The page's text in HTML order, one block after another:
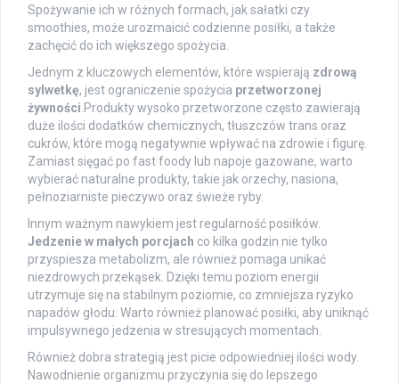
Spożywanie ich w różnych formach, jak sałatki czy
smoothies, może urozmaicić codzienne posiłki, a także
zachęcić do ich większego spożycia.
Jednym z kluczowych elementów, które wspierają zdrową
sylwetkę, jest ograniczenie spożycia przetworzonej
żywności .Produkty wysoko przetworzone często zawierają
duże ilości dodatków chemicznych, tłuszczów trans oraz
cukrów, które mogą negatywnie wpływać na zdrowie i figurę.
Zamiast sięgać po fast foody lub napoje gazowane, warto
wybierać naturalne produkty, takie jak orzechy, nasiona,
pełnoziarniste pieczywo oraz świeże ryby.
Innym ważnym nawykiem jest regularność posiłków.
Jedzenie w małych porcjach co kilka godzin nie tylko
przyspiesza metabolizm, ale również pomaga unikać
niezdrowych przekąsek. Dzięki temu poziom energii
utrzymuje się na stabilnym poziomie, co zmniejsza ryzyko
napadów głodu. Warto również planować posiłki, aby uniknąć
impulsywnego jedzenia w stresujących momentach.
Również dobra strategią jest picie odpowiedniej ilości wody.
Nawodnienie organizmu przyczynia się do lepszego